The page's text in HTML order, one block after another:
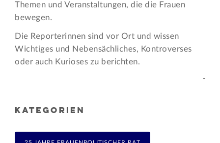
Themen und Veran­staltungen, die die Frauen
bewegen.
Die Reporterinnen sind vor Ort und wissen
Wichtiges und Nebensächliches, Kontroverses
oder auch Kurioses zu berichten.
-
KATEGORIEN